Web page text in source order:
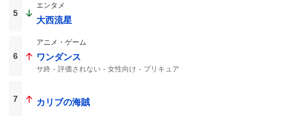
5
エンタメ
大西流星
6
アニメ・ゲーム
ワンダンス
サ終 評価されない 女性向け プリキュア
7 カリブの海賊